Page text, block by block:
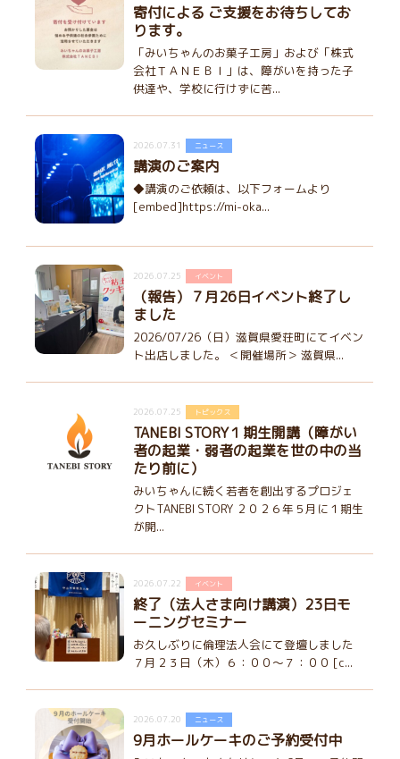
寄付による ご支援をお待ちしてお
ります。
「みいちゃんのお菓子工房」および「株式
会社ＴＡＮＥＢＩ」は、障がいを持った子
供達や、学校に行けずに苦...
2026.07.31 ニュース
講演のご案内
◆講演のご依頼は、以下フォームより
[embed]https://mi-oka...
2026.07.25 イベント
（報告）７月26日イベント終了し
ました
2026/07/26（日）滋賀県愛荘町にてイベン
ト出店しました。 ＜開催場所＞ 滋賀県...
2026.07.25 トピックス
TANEBI STORY１期生開講（障がい
者の起業・弱者の起業を世の中の当
たり前に）
みいちゃんに続く若者を創出するプロジェ
クトTANEBI STORY ２０２６年５月に１期生
が開...
2026.07.22 イベント
終了（法人さま向け講演）23日モ
ーニングセミナー
お久しぶりに倫理法人会にて登壇しました
７月２３日（木）６：００～７：００ [c...
2026.07.20 ニュース
9月ホールケーキのご予約受付中